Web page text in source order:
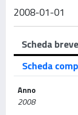
2008-01-01
Scheda breve
Scheda
Anno
2008